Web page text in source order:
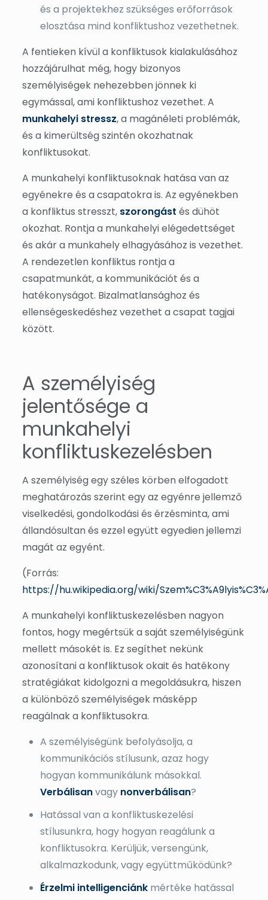
és a projektekhez szükséges erőforrások
elosztása mind konfliktushoz vezethetnek.
A fentieken kívül a konfliktusok kialakulásához
hozzájárulhat még, hogy bizonyos
személyiségek nehezebben jönnek ki
egymással, ami konfliktushoz vezethet. A
munkahelyi stressz, a magánéleti problémák,
és a kimerültség szintén okozhatnak
konfliktusokat.
A munkahelyi konfliktusoknak hatása van az
egyénekre és a csapatokra is. Az egyénekben
a konfliktus stresszt, szorongást és dühöt
okozhat. Rontja a munkahelyi elégedettséget
és akár a munkahely elhagyásához is vezethet.
A rendezetlen konfliktus rontja a
csapatmunkát, a kommunikációt és a
hatékonyságot. Bizalmatlansághoz és
ellenségeskedéshez vezethet a csapat tagjai
között.
A személyiség
jelentősége a
munkahelyi
konfliktuskezelésben
A személyiség egy széles körben elfogadott
meghatározás szerint egy az egyénre jellemző
viselkedési, gondolkodási és érzésminta, ami
állandósultan és ezzel együtt egyedien jellemzi
magát az egyént.
(Forrás:
https://hu.wikipedia.org/wiki/
A munkahelyi konfliktuskezelésben nagyon
fontos, hogy megértsük a saját személyiségünk
mellett másokét is. Ez segíthet nekünk
azonosítani a konfliktusok okait és hatékony
stratégiákat kidolgozni a megoldásukra, hiszen
a különböző személyiségek másképp
reagálnak a konfliktusokra.
A személyiségünk befolyásolja, a
kommunikációs stílusunk, azaz hogy
hogyan kommunikálunk másokkal.
Verbálisanvagy nonverbálisan?
Hatással van a konfliktuskezelési
stílusunkra, hogy hogyan reagálunk a
konfliktusokra. Kerüljük, versengünk,
alkalmazkodunk, vagy együttműködünk?
Érzelmi intelligenciánkmértéke hatással